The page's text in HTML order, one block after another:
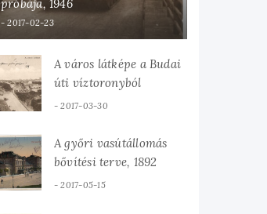
próbája, 1946
2017-02-23
A város látképe a Budai
úti víztoronyból
2017-03-30
A győri vasútállomás
bővítési terve, 1892
2017-05-15